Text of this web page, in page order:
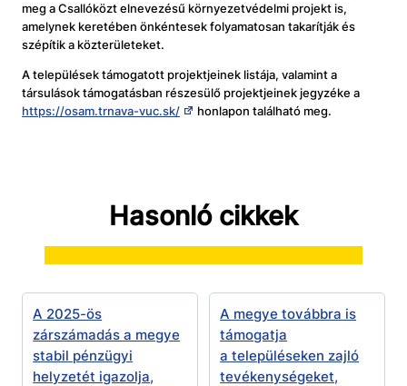
meg a Csallóközt elnevezésű környezetvédelmi projekt is,
amelynek keretében önkéntesek folyamatosan takarítják és
szépítik a közterületeket.
A települések támogatott projektjeinek listája, valamint a
társulások támogatásban részesülő projektjeinek jegyzéke a
https://osam.trnava-vuc.sk/
honlapon található meg.
Hasonló cikkek
A 2025-ös
zárszámadás a megye
stabil pénzügyi
helyzetét igazolja,
A megye továbbra is
támogatja
a településeken zajló
tevékenységeket,